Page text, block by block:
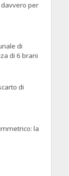
per
di
di 6 brani
di
la